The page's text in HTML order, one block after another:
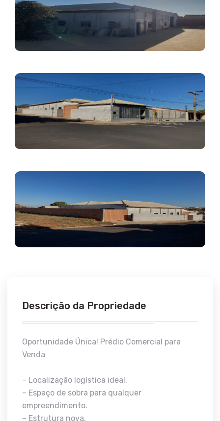
Descrição da Propriedade
Oportunidade Única! Prédio Comercial para
Venda
– Localização logística ideal.
– Espaço de sobra para qualquer
empreendimento.
– Estrutura nova.